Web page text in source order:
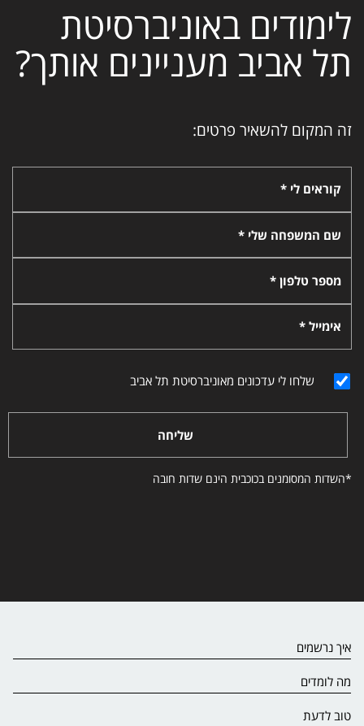
לימודים באוניברסיטת
תל אביב מעניינים אותך?
זה המקום להשאיר פרטים:
קוראים לי *
שם המשפחה שלי *
מספר טלפון *
אימייל *
שלחו לי עדכונים מאוניברסיטת תל אביב
שליחה
*השדות המסומנים בכוכבית הינם שדות חובה
איך נרשמים
מה לומדים
טוב לדעת